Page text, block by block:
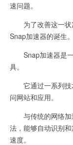
速问题。
为了改善这一状
Snap加速器的诞生。
Snap加速器是一
具。
它通过一系列技
问网站和应用。
与传统的网络加
法，能够自动识别
速度。